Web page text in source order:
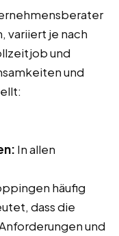
variiert je nach
und
und
In allen
häufig
dass die
und